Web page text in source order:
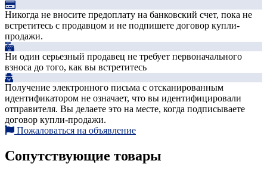
Никогда не вносите предоплату на банковский счет, пока не
встретитесь с продавцом и не подпишете договор купли-
продажи.
Ни один серьезный продавец не требует первоначального
взноса до того, как вы встретитесь
Получение электронного письма с отсканированным
идентификатором не означает, что вы идентифицировали
отправителя. Вы делаете это на месте, когда подписываете
договор купли-продажи.
Пожаловаться на объявление
Сопутствующие товары